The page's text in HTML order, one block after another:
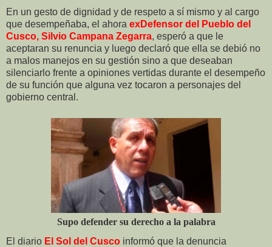
En un gesto de dignidad y de respeto a sí mismo y al cargo
que desempeñaba, el ahora exDefensor del Pueblo del
Cusco, Silvio Campana Zegarra, esperó a que le
aceptaran su renuncia y luego declaró que ella se debió no
a malos manejos en su gestión sino a que deseaban
silenciarlo frente a opiniones vertidas durante el desempeño
de su función que alguna vez tocaron a personajes del
gobierno central.
Supo defender su derecho a la palabra
El diario El Sol del Cusco informó que la denuncia